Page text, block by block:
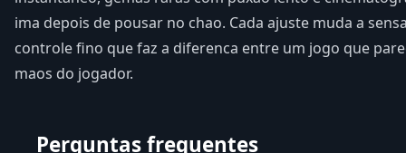
ima depois de pousar no chao. Cada ajuste muda a
controle fino que faz a diferenca entre um jogo que
maos do jogador.
Perguntas frequentes